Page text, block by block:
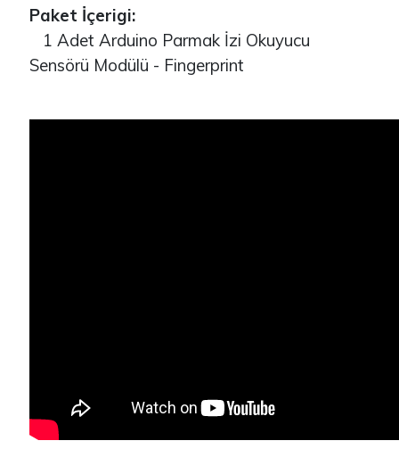
Paket İçerigi:
1 Adet Arduino Parmak İzi Okuyucu
Sensörü Modülü - Fingerprint